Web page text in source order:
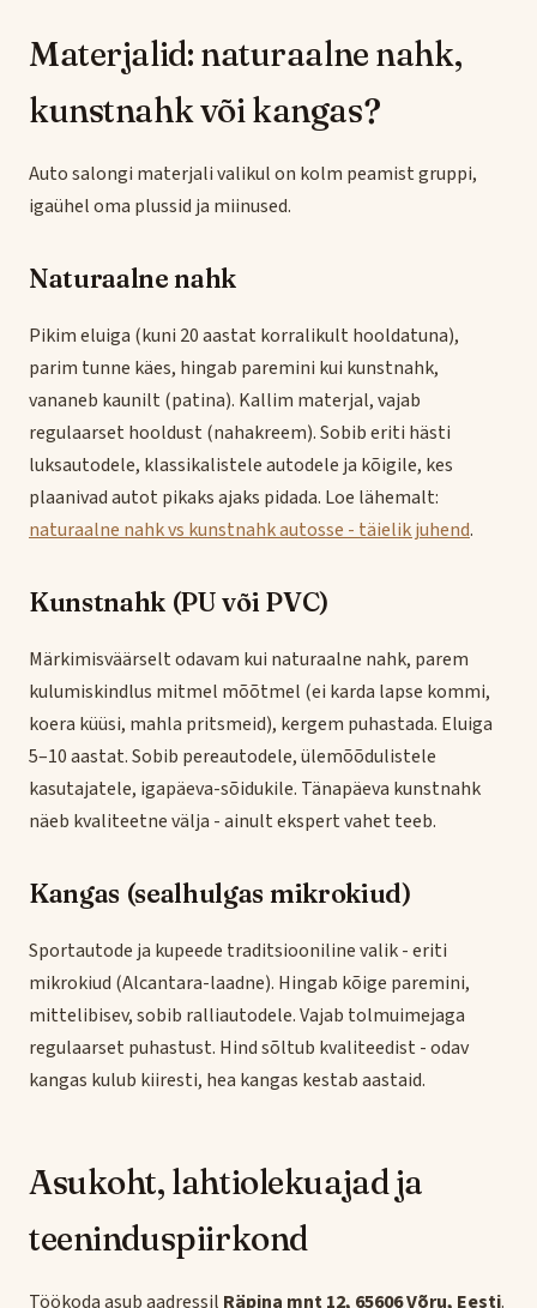
Materjalid: naturaalne nahk,
kunstnahk või kangas?
Auto salongi materjali valikul on kolm peamist gruppi,
igaühel oma plussid ja miinused.
Naturaalne nahk
Pikim eluiga (kuni 20 aastat korralikult hooldatuna),
parim tunne käes, hingab paremini kui kunstnahk,
vananeb kaunilt (patina). Kallim materjal, vajab
regulaarset hooldust (nahakreem). Sobib eriti hästi
luksautodele, klassikalistele autodele ja kõigile, kes
plaanivad autot pikaks ajaks pidada. Loe lähemalt:
naturaalne nahk vs kunstnahk autosse - täielik juhend.
Kunstnahk (PU või PVC)
Märkimisväärselt odavam kui naturaalne nahk, parem
kulumiskindlus mitmel mõõtmel (ei karda lapse kommi,
koera küüsi, mahla pritsmeid), kergem puhastada. Eluiga
5–10 aastat. Sobib pereautodele, ülemõõdulistele
kasutajatele, igapäeva-sõidukile. Tänapäeva kunstnahk
näeb kvaliteetne välja - ainult ekspert vahet teeb.
Kangas (sealhulgas mikrokiud)
Sportautode ja kupeede traditsiooniline valik - eriti
mikrokiud (Alcantara-laadne). Hingab kõige paremini,
mittelibisev, sobib ralliautodele. Vajab tolmuimejaga
regulaarset puhastust. Hind sõltub kvaliteedist - odav
kangas kulub kiiresti, hea kangas kestab aastaid.
Asukoht, lahtiolekuajad ja
teeninduspiirkond
Töökoda asub aadressil Räpina mnt 12, 65606 Võru, Eesti.